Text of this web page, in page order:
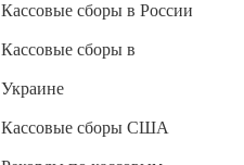
Кассовые сборы в России
Кассовые сборы в
Украине
Кассовые сборы США